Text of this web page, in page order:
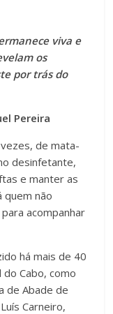
viva e
os
por trás do
Pereira
de mata-
desinfetante,
e manter as
quem não
acompanhar
há mais de 40
do Cabo, como
de Abade de
Carneiro,